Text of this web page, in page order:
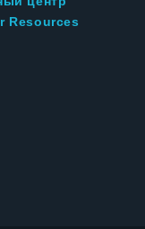
Resources